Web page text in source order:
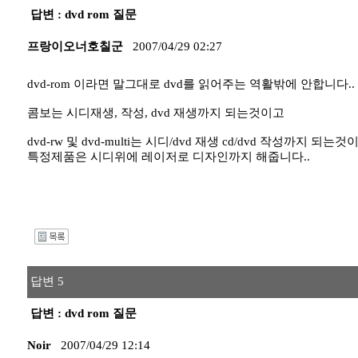
답변 : dvd rom 질문
프랑이오너호칠군 2007/04/29 02:27
dvd-rom 이라면 말그대로 dvd를 읽어주는 역활밖에 안합니다..
콤보는 시디재생, 작성, dvd 재생까지 되는것이고
dvd-rw 및 dvd-multi는 시디/dvd 재생 cd/dvd 작성까지 되는것
특정제품은 시디위에 레이저로 디자인까지 해줍니다..
답변 5
답변 : dvd rom 질문
Noir 2007/04/29 12:14